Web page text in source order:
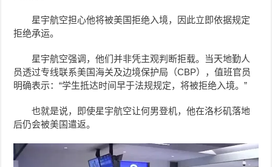
星宇航空担心他将被美国拒绝入境，因此立即依据规定
拒绝承运。
星宇航空强调，他们并非凭主观判断拒载。当天地勤人
员透过专线联系美国海关及边境保护局（CBP），值班官员
明确表示：“学生抵达时间早于法规规定，将被拒绝入境。”
也就是说，即使星宇航空让何男登机，他在洛杉矶落地
后仍会被美国遣返。